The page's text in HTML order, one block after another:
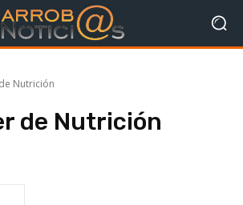
Nutrición
de Nutrición